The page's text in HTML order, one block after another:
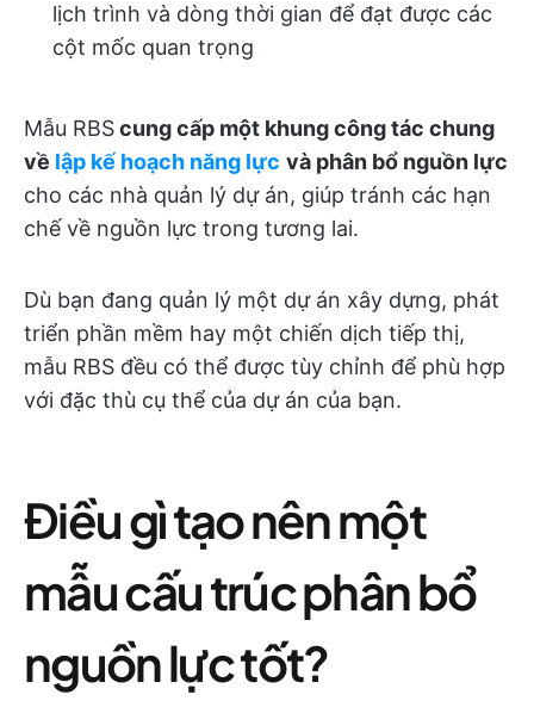
lịch trình và dòng thời gian để đạt được các
cột mốc quan trọng
Mẫu RBScung cấp một khung công tác chung
về lập kế hoạch năng lực và phân bổ nguồn lực
cho các nhà quản lý dự án, giúp tránh các hạn
chế về nguồn lực trong tương lai.
Dù bạn đang quản lý một dự án xây dựng, phát
triển phần mềm hay một chiến dịch tiếp thị,
mẫu RBS đều có thể được tùy chỉnh để phù hợp
với đặc thù cụ thể của dự án của bạn.
Điều gì tạo nên một
mẫu cấu trúc phân bổ
nguồn lực tốt?